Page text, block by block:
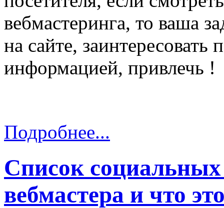
вебмастеринга, то ваша
на сайте, заинтересовать
информацией, привлечь !
Подробнее...
Список социальных
вебмастера и что